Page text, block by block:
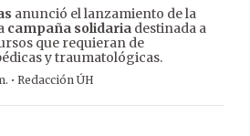
anunció el lanzamiento de la
campaña solidaria destinada a
que requieran de
y traumatológicas.
· Redacción ÚH